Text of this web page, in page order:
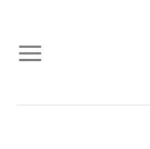
content